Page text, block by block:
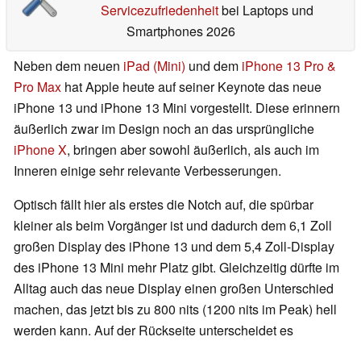
Servicezufriedenheitbei Laptops und
Smartphones 2026
Neben dem neuen iPad (Mini) und dem iPhone 13 Pro &
Pro Max hat Apple heute auf seiner Keynote das neue
iPhone 13 und iPhone 13 Mini vorgestellt. Diese erinnern
äußerlich zwar im Design noch an das ursprüngliche
iPhone X, bringen aber sowohl äußerlich, als auch im
Inneren einige sehr relevante Verbesserungen.
Optisch fällt hier als erstes die Notch auf, die spürbar
kleiner als beim Vorgänger ist und dadurch dem 6,1 Zoll
großen Display des iPhone 13 und dem 5,4 Zoll-Display
des iPhone 13 Mini mehr Platz gibt. Gleichzeitig dürfte im
Alltag auch das neue Display einen großen Unterschied
machen, das jetzt bis zu 800 nits (1200 nits im Peak) hell
werden kann. Auf der Rückseite unterscheidet es